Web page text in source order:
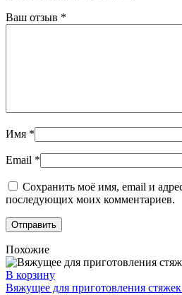
Ваш отзыв *
Имя *
Email *
Сохранить моё имя, email и
последующих моих комментариев.
Похожие
В корзину
Вяжущее для приготовления